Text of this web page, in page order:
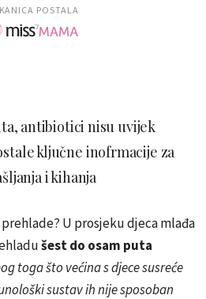
POSTALA
antibiotici nisu uvijek
ključne inofrmacije za
i kihanja
U prosjeku djeca mlađa
šest do osam puta
toga što većina s djece susreće
sustav ih nije sposoban